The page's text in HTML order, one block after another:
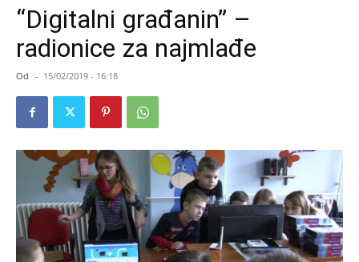
“Digitalni građanin” –
radionice za najmlađe
Od - 15/02/2019 - 16:18